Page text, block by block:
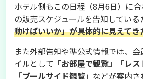
ホテル側もこの日程（8月6日）に
の販売スケジュールを告知している
動けばいいか」が具体的に見えてき
また外部告知や準公式情報では、
イルとして 「お部屋で観覧」「レス
「プールサイド観覧」 などが案内さ